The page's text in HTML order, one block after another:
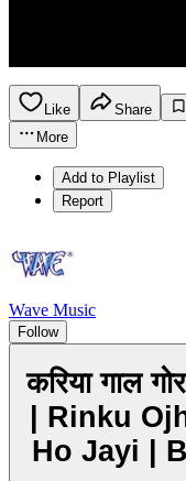
Like Share
More
Add to Playlist
Report
Wave Music
Follow
करिया गाल
| Rinku
Ho Jayi |